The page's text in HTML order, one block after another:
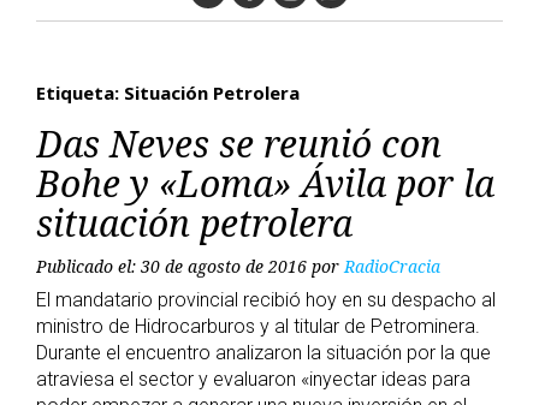
TwitterFacebook
Instagram
Whatsapp
Etiqueta: Situación Petrolera
Das Neves se reunió con
Bohe y «Loma» Ávila por la
situación petrolera
Publicado el: 30 de agosto de 2016 porRadioCracia
El mandatario provincial recibió hoy en su despacho al
ministro de Hidrocarburos y al titular de Petrominera.
Durante el encuentro analizaron la situación por la que
atraviesa el sector y evaluaron «inyectar ideas para